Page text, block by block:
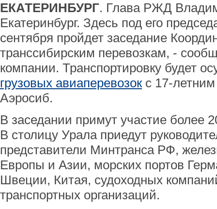
ЕКАТЕРИНБУРГ. Глава РЖД
Екатеринбург. Здесь под его
сентября пройдет заседание
транссибирским перевозкам, -
компании. Транспортировку будет
грузовых авиаперевозокc 17-
Аэросиб.
В заседании примут участие более
В столицу Урала приедут
представители Минтранса РФ,
Европы и Азии, морских портов
Швеции, Китая, судоходных
транспортных организаций.